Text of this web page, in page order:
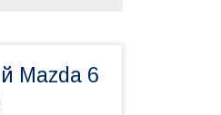
Mazda 6